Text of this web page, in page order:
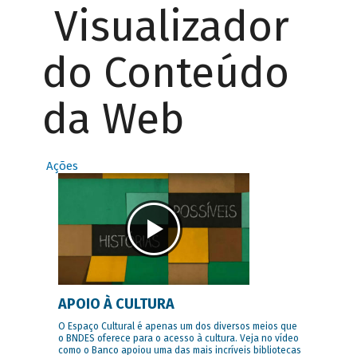
Visualizador
do Conteúdo
da Web
Ações
APOIO À CULTURA
O Espaço Cultural é apenas um dos diversos meios que
o BNDES oferece para o acesso à cultura. Veja no vídeo
como o Banco apoiou uma das mais incríveis bibliotecas